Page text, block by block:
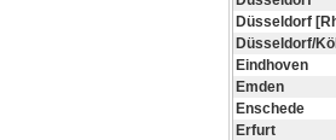
Düsseldorf
Düsseldorf/
Eindhoven
Emden
Enschede
Erfurt